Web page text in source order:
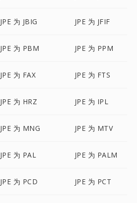
JPE 为 JBIG JPE 为 JFIF
JPE 为 PBM JPE 为 PPM
JPE 为 FAX JPE 为 FTS
JPE 为 HRZ JPE 为 IPL
JPE 为 MNG JPE 为 MTV
JPE 为 PAL JPE 为 PALM
JPE 为 PCD JPE 为 PCT